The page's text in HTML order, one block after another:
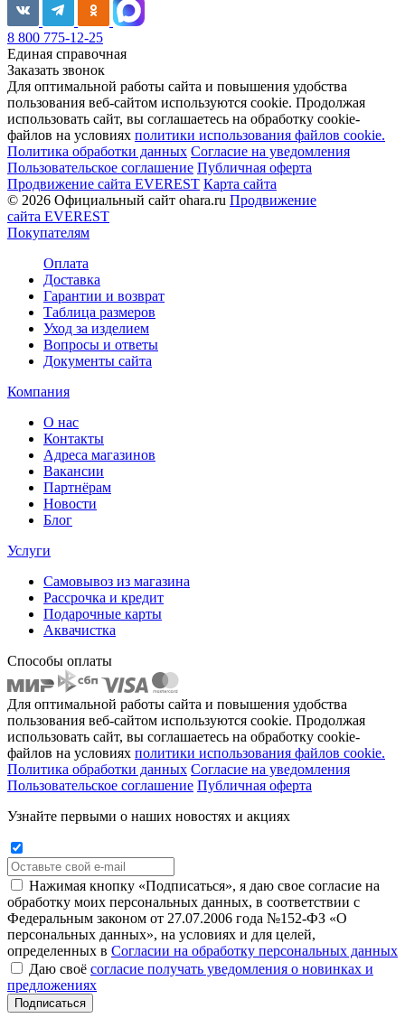
8 800 775-12-25
Единая справочная
Заказать звонок
Для оптимальной работы сайта и повышения удобства
пользования веб-сайтом используются cookie. Продолжая
использовать сайт, вы соглашаетесь на обработку cookie-
файлов на условиях политики использования файлов cookie.
Политика обработки данных Согласие на уведомления
Пользовательское соглашение Публичная оферта
Продвижение сайта EVEREST Карта сайта
© 2026 Официальный сайт ohara.ru Продвижение
сайта EVEREST
Покупателям
Оплата
Доставка
Гарантии и возврат
Таблица размеров
Уход за изделием
Вопросы и ответы
Документы сайта
Компания
О нас
Контакты
Адреса магазинов
Вакансии
Партнёрам
Новости
Блог
Услуги
Самовывоз из магазина
Рассрочка и кредит
Подарочные карты
Аквачистка
Способы оплаты
Для оптимальной работы сайта и повышения удобства
пользования веб-сайтом используются cookie. Продолжая
использовать сайт, вы соглашаетесь на обработку cookie-
файлов на условиях политики использования файлов cookie.
Политика обработки данных Согласие на уведомления
Пользовательское соглашение Публичная оферта
Узнайте первыми о наших новостях и акциях
Нажимая кнопку «Подписаться», я даю свое согласие на
обработку моих персональных данных, в соответствии с
Федеральным законом от 27.07.2006 года №152-ФЗ «О
персональных данных», на условиях и для целей,
определенных в Согласии на обработку персональных данных
Даю своё согласие получать уведомления о новинках и
предложениях